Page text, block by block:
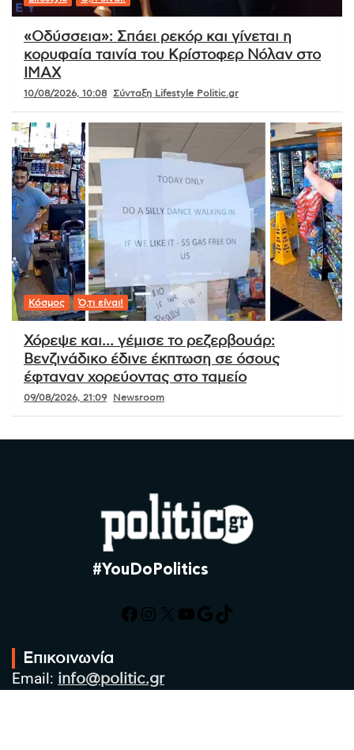
«Οδύσσεια»: Σπάει ρεκόρ και γίνεται η
κορυφαία ταινία του Κρίστοφερ Νόλαν στο
IMAX
10/08/2026, 10:08 Σύνταξη Lifestyle Politic.gr
Κόσμος Ό,τι είναι!
Χόρεψε και… γέμισε το ρεζερβουάρ:
Βενζινάδικο έδινε έκπτωση σε όσους
έφταναν χορεύοντας στο ταμείο
09/08/2026, 21:09 Newsroom
#YouDoPolitics
Facebook
Instagram
X YouTube
Google
TikTok
Επικοινωνία
Email: info@politic.gr